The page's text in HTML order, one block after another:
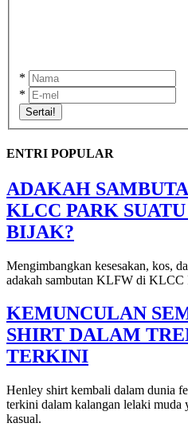
*
*
Sertai!
ENTRI POPULAR
ADAKAH
KLCC PARK
BIJAK?
Mengimbangkan kesesakan, kos,
adakah sambutan KLFW di KLCC
KEMUNCULAN
SHIRT DALAM
TERKINI
Henley shirt kembali dalam dunia
terkini dalam kalangan lelaki muda
kasual.